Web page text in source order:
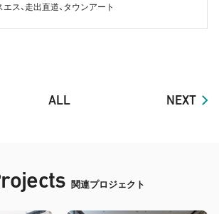
エス、走出直道、タウンアート
ALL NEXT
関連プロジェクト